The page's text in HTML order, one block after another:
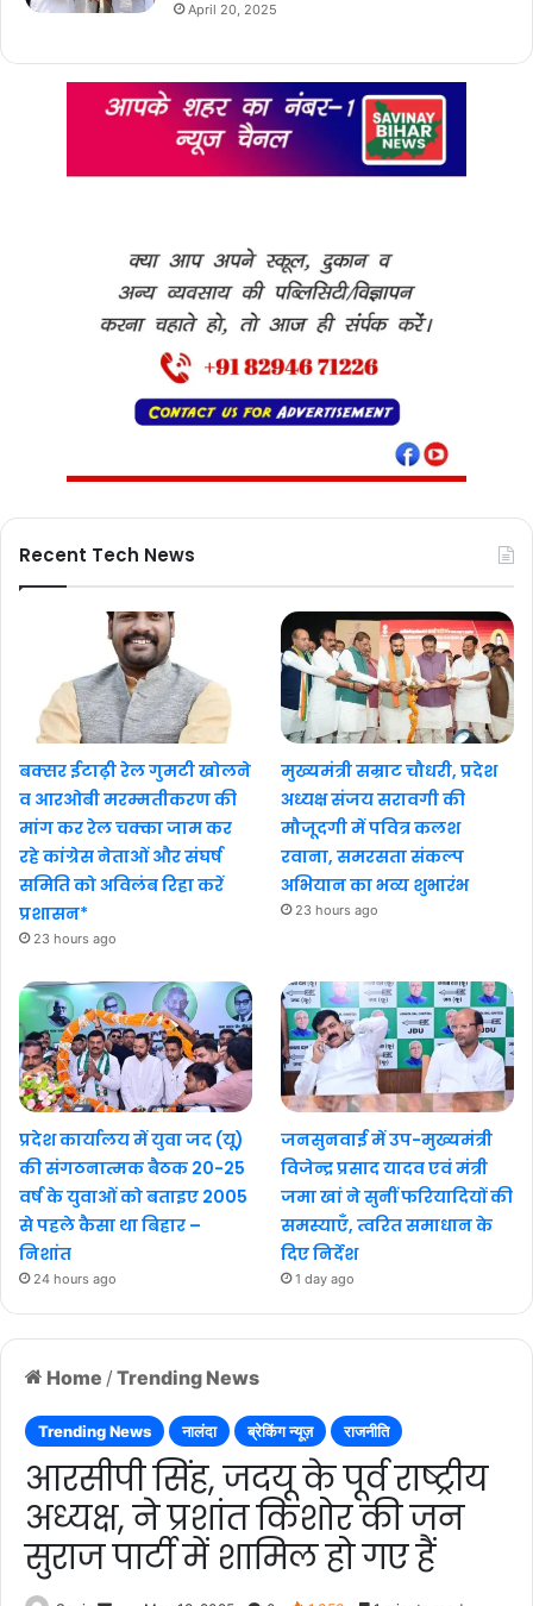
Home / Trending News
Trending News नालंदा ब्रेकिंग न्यूज़ राजनीति
आरसीपी सिंह, जदयू के पूर्व राष्ट्रीय
अध्यक्ष, ने प्रशांत किशोर की जन
सुराज पार्टी में शामिल हो गए हैं
April 20, 2025
Recent Tech News
बक्सर ईटाढ़ी रेल गुमटी खोलने
व आरओबी मरम्मतीकरण की
मांग कर रेल चक्का जाम कर
रहे कांग्रेस नेताओं और संघर्ष
समिति को अविलंब रिहा करें
प्रशासन*
23 hours ago
मुख्यमंत्री सम्राट चौधरी, प्रदेश
अध्यक्ष संजय सरावगी की
मौजूदगी में पवित्र कलश
रवाना, समरसता संकल्प
अभियान का भव्य शुभारंभ
23 hours ago
प्रदेश कार्यालय में युवा जद (यू)
की संगठनात्मक बैठक 20-25
वर्ष के युवाओं को बताइए 2005
से पहले कैसा था बिहार –
निशांत
24 hours ago
जनसुनवाई में उप-मुख्यमंत्री
विजेन्द्र प्रसाद यादव एवं मंत्री
जमा खां ने सुनीं फरियादियों की
समस्याएँ, त्वरित समाधान के
दिए निर्देश
1 day ago